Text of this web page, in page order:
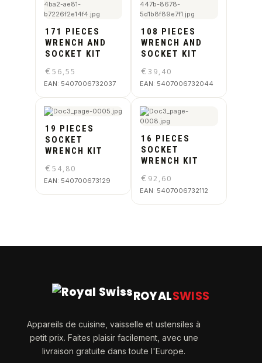
171 PIECES
WRENCH AND
SOCKET KIT
€56,55
EAN: 5407006732037
108 PIECES
WRENCH AND
SOCKET KIT
€39,40
EAN: 5407006732044
19 PIECES
SOCKET
WRENCH KIT
€54,80
EAN: 540700673129
16 PIECES
SOCKET
WRENCH KIT
€ 92,60
EAN: 5407006732112
ROYALSWISS
Appareils de cuisine, vaisselle et ustensiles à
petit prix. Faites plaisir facilement, avec une
livraison gratuite dans toute l'Europe.